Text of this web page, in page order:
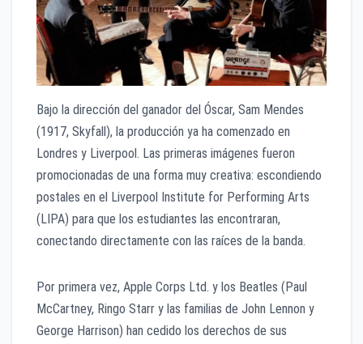
​Bajo la dirección del ganador del Óscar, Sam Mendes
(1917, Skyfall), la producción ya ha comenzado en
Londres y Liverpool. Las primeras imágenes fueron
promocionadas de una forma muy creativa: escondiendo
postales en el Liverpool Institute for Performing Arts
(LIPA) para que los estudiantes las encontraran,
conectando directamente con las raíces de la banda.
​Por primera vez, Apple Corps Ltd. y los Beatles (Paul
McCartney, Ringo Starr y las familias de John Lennon y
George Harrison) han cedido los derechos de sus